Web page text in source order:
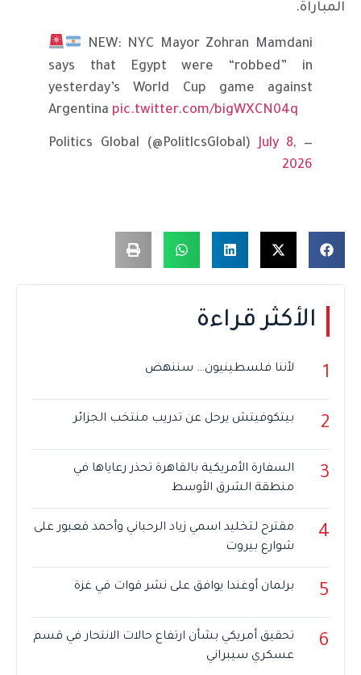
المباراة.
NEW: NYC Mayor Zohran Mamdani
says that Egypt were “robbed” in
yesterday’s World Cup game against
Argentina pic.twitter.com/bigWXCN04q
— Politics Global (@PolitlcsGlobal)
July 8,
2026
الأكثر قراءة
1 لأننا فلسطينيون… سننهض
2 بيتكوفيتش يرحل عن تدريب منتخب الجزائر
3
السفارة الأمريكية بالقاهرة تحذر رعاياها في
منطقة الشرق الأوسط
4
مقترح لتخليد اسمي زياد الرحباني وأحمد قعبور على
شوارع بيروت
5 برلمان أوغندا يوافق على نشر قوات في غزة
6
تحقيق أمريكي بشأن ارتفاع حالات الانتحار في قسم
عسكري سيبراني